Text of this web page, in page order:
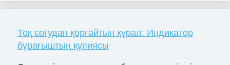
Тоқ соғудан қорғайтын құрал: Индикатор
бұрағыштың құпиясы